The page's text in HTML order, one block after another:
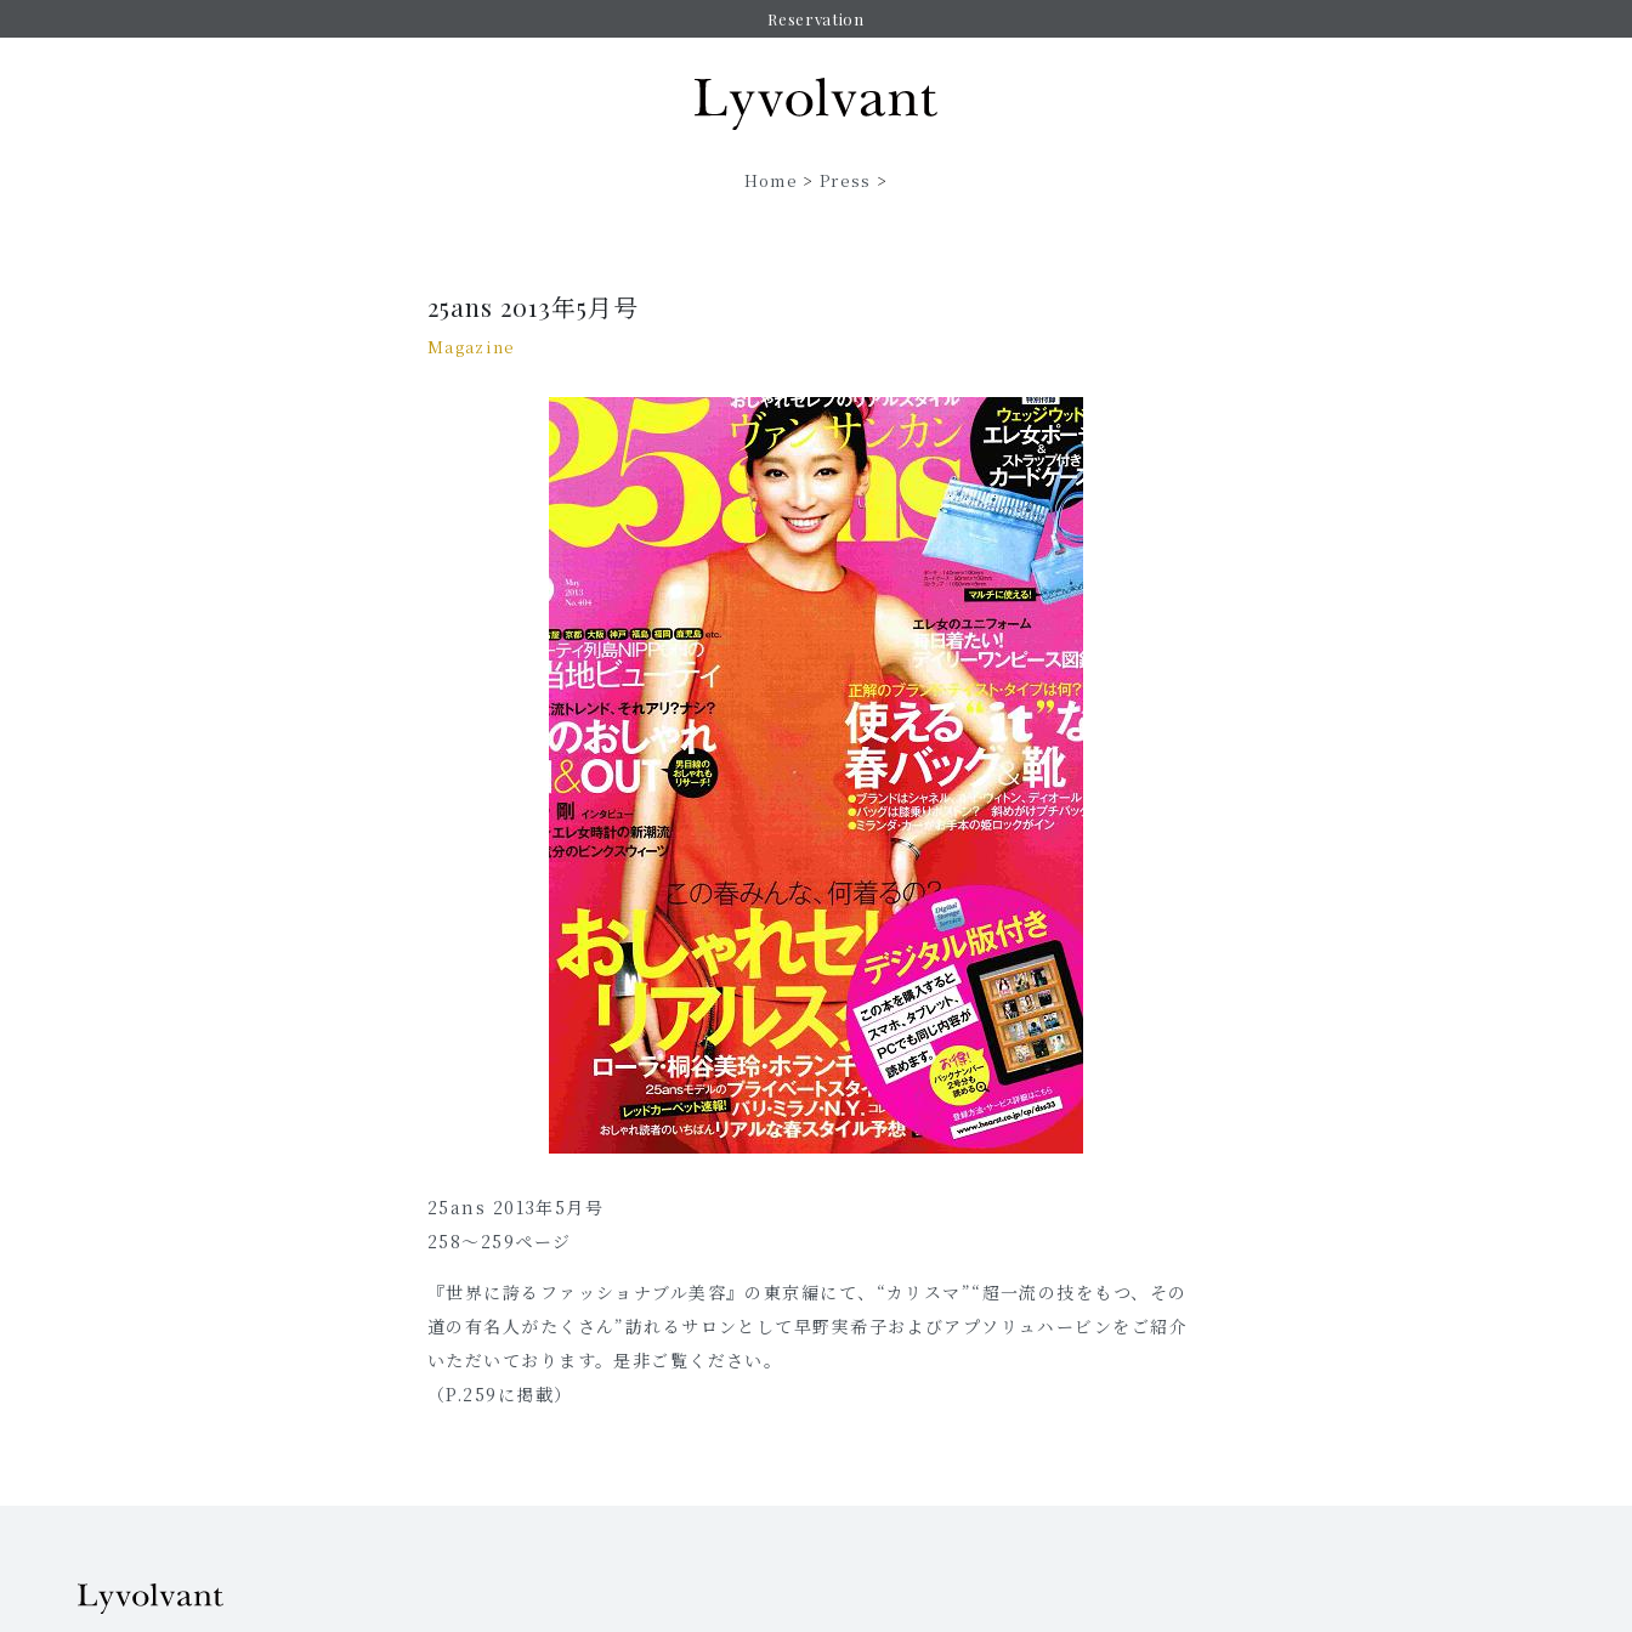
Reservation
Home > Press >
25ans 2013年5月号
Magazine
25ans 2013年5月号
258～259ページ
『世界に誇るファッショナブル美容』の東京編にて、“カリスマ”“超一流の技をもつ、その
道の有名人がたくさん”訪れるサロンとして早野実希子およびアプソリュハービンをご紹介
いただいております。是非ご覧ください。
（P.259に掲載）